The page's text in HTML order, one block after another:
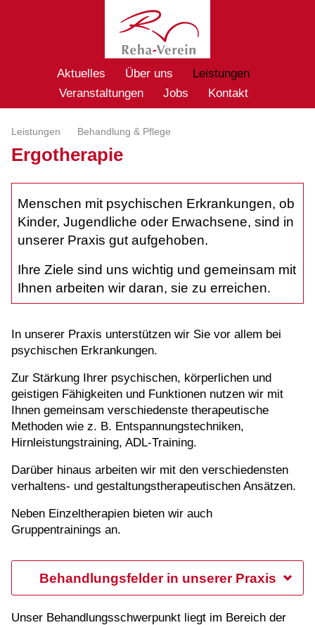
Aktuelles Über uns
Leistungen
Veranstaltungen
Jobs Kontakt
Leistungen Behandlung & Pflege
Ergotherapie
Menschen mit psychischen Erkrankungen, ob
Kinder, Jugendliche oder Erwachsene, sind in
unserer Praxis gut aufgehoben.
Ihre Ziele sind uns wichtig und gemeinsam mit
Ihnen arbeiten wir daran, sie zu erreichen.
In unserer Praxis unterstützen wir Sie vor allem bei
psychischen Erkrankungen.
Zur Stärkung Ihrer psychischen, körperlichen und
geistigen Fähigkeiten und Funktionen nutzen wir mit
Ihnen gemeinsam verschiedenste therapeutische
Methoden wie z. B. Entspannungstechniken,
Hirnleistungstraining, ADL-Training.
Darüber hinaus arbeiten wir mit den verschiedensten
verhaltens- und gestaltungstherapeutischen Ansätzen.
Neben Einzeltherapien bieten wir auch
Gruppentrainings an.
Behandlungsfelder in unserer Praxis
Unser Behandlungsschwerpunkt liegt im Bereich der